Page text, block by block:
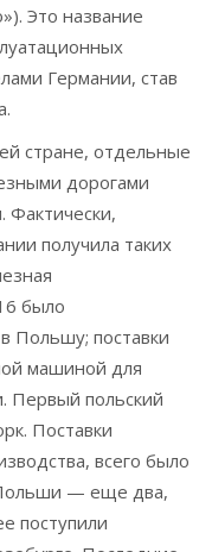
Это название
Германии, став
стране, отдельные
дорогами
получила таких
было
Польшу; поставки
машиной для
Первый польский
Поставки
всего было
— еще два,
поступили